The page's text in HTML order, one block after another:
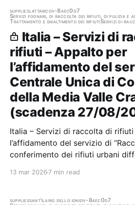
supplieslattaricov-8aec0d7
Servizi fognari, di raccolta dei rifiuti, di pulizia e
Trattamento e smaltimento dei rifiutiServizi di
Italia – Servizi di
rifiuti – Appalto per
l’affidamento del
Centrale Unica di
della Media Valle
(scadenza 27/08/
Italia – Servizi di raccolta di
l’affidamento del servizio di
conferimento dei rifiuti urbani
13 mar 2026 7 min read
suppliessant'ilario dello ioniov-8aec0d7